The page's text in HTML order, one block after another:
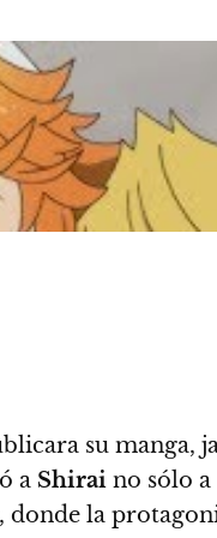
su manga,
a Shirai no sólo
donde la